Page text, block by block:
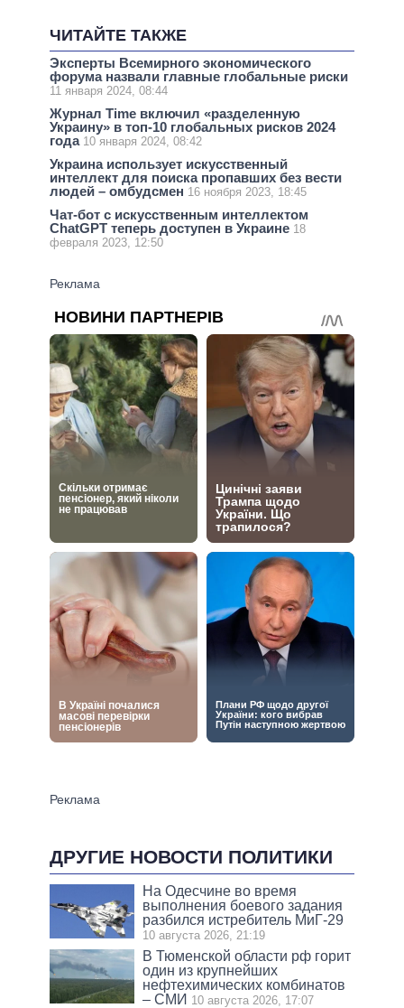
ЧИТАЙТЕ ТАКЖЕ
Эксперты Всемирного экономического
форума назвали главные глобальные риски
11 января 2024, 08:44
Журнал Time включил «разделенную
Украину» в топ-10 глобальных рисков 2024
года 10 января 2024, 08:42
Украина использует искусственный
интеллект для поиска пропавших без вести
людей – омбудсмен 16 ноября 2023, 18:45
Чат-бот с искусственным интеллектом
ChatGPT теперь доступен в Украине 18
февраля 2023, 12:50
ДРУГИЕ НОВОСТИ ПОЛИТИКИ
На Одесчине во время
выполнения боевого задания
разбился истребитель МиГ-29
10 августа 2026, 21:19
В Тюменской области рф горит
один из крупнейших
нефтехимических комбинатов
– СМИ 10 августа 2026, 17:07